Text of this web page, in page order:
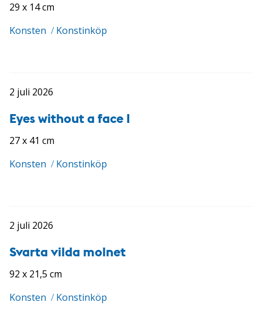
29 x 14 cm
Konsten / Konstinköp
2 juli 2026
Eyes without a face I
27 x 41 cm
Konsten / Konstinköp
2 juli 2026
Svarta vilda molnet
92 x 21,5 cm
Konsten / Konstinköp